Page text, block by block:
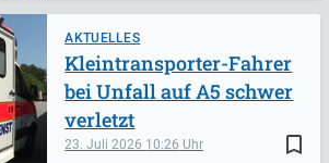
AKTUELLES
bookmark_border
23. Juli 2026 10:26
Kleintransporter-Fahrer
bei Unfall auf A5 schwer
verletzt